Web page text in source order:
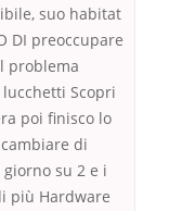
suo habitat
DI preoccupare
problema
Scopri
poi finisco lo
di
su 2 e i
più Hardware